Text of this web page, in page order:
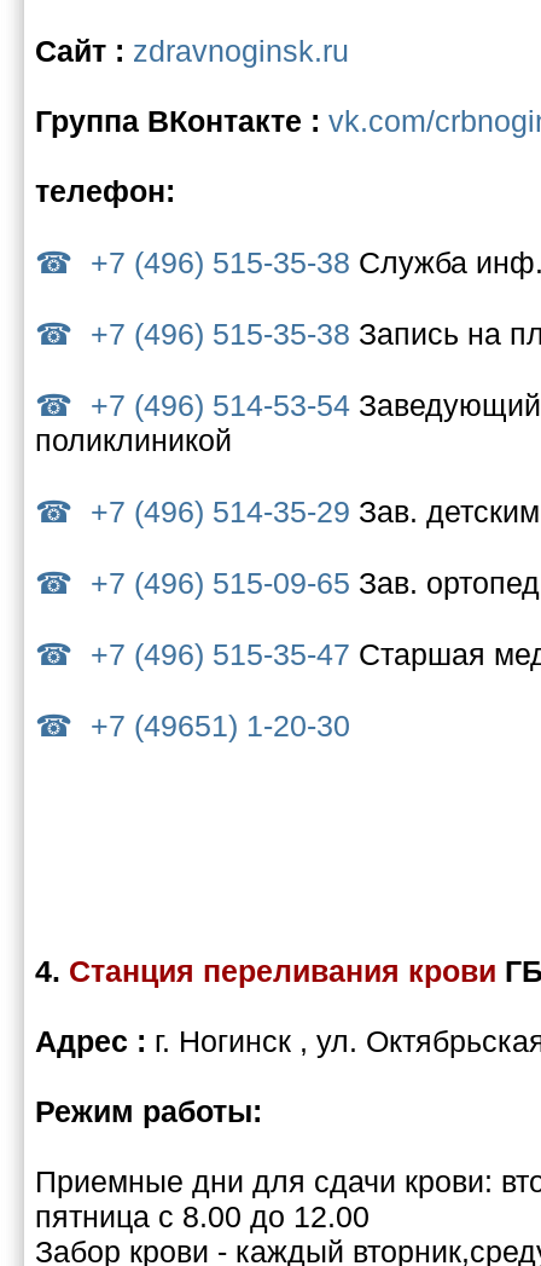
Сайт : zdravnoginsk.ru
Группа ВКонтакте : vk.com/
телефон:
+7 (496) 515-35-38 Служба
+7 (496) 515-35-38 Запись на
+7 (496) 514-53-54 Заведующий
поликлиникой
+7 (496) 514-35-29 Зав.
+7 (496) 515-09-65 Зав.
+7 (496) 515-35-47 Старшая
+7 (49651) 1-20-30
4. Станция переливания крови
Адрес : г. Ногинск , ул.
Режим работы:
Приемные дни для сдачи крови:
пятница с 8.00 до 12.00
Забор крови - каждый